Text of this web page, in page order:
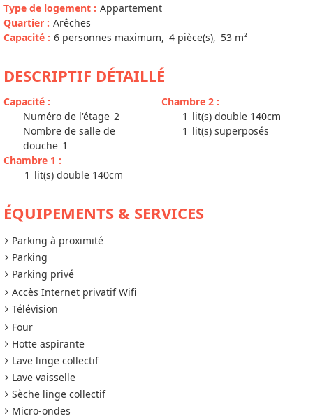
Type de logement : Appartement
Quartier : Arêches
Capacité : 6 personnes maximum 4 pièce(s) 53 m²
DESCRIPTIF DÉTAILLÉ
Capacité :
Numéro de l'étage 2
Nombre de salle de
douche 1
Chambre 1 :
1 lit(s) double 140cm
Chambre 2 :
1 lit(s) double 140cm
1 lit(s) superposés
ÉQUIPEMENTS & SERVICES
Parking à proximité
Parking
Parking privé
Accès Internet privatif Wifi
Télévision
Four
Hotte aspirante
Lave linge collectif
Lave vaisselle
Sèche linge collectif
Micro-ondes